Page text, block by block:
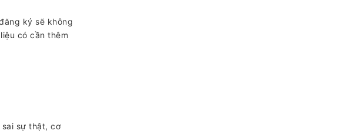
ký sẽ không
có cần thêm
sự thật, cơ